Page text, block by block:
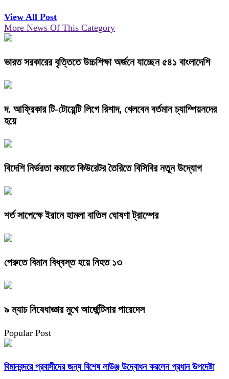
View All Post
More News Of This Category
ভারত সরকারের বৃত্তিতে উচ্চশিক্ষা অর্জনে যাচ্ছেন ৫৪১ বাংলাদেশি
দ. আফ্রিকার টি-টোয়েন্টি লিগে রিশাদ, খেলবেন বর্তমান চ্যাম্পিয়নদের
হয়ে
বিদেশি নির্ভরতা কমাতে কিউরেটর তৈরিতে বিসিবির নতুন উদ্যোগ
শর্ত সাপেক্ষে ইরানে হামলা বাতিল ঘোষণা ট্রাম্পের
পেরুতে বিমান বিধ্বস্ত হয়ে নিহত ১৩
৯ ম্যাচ নিষেধাজ্ঞার মুখে আর্জেন্টিনার পারেদেস
Popular Post
বিমানবন্দরে প্রবাসীদের জন্য বিশেষ লাউঞ্জ উদ্বোধন করলেন প্রধান উপদেষ্টা